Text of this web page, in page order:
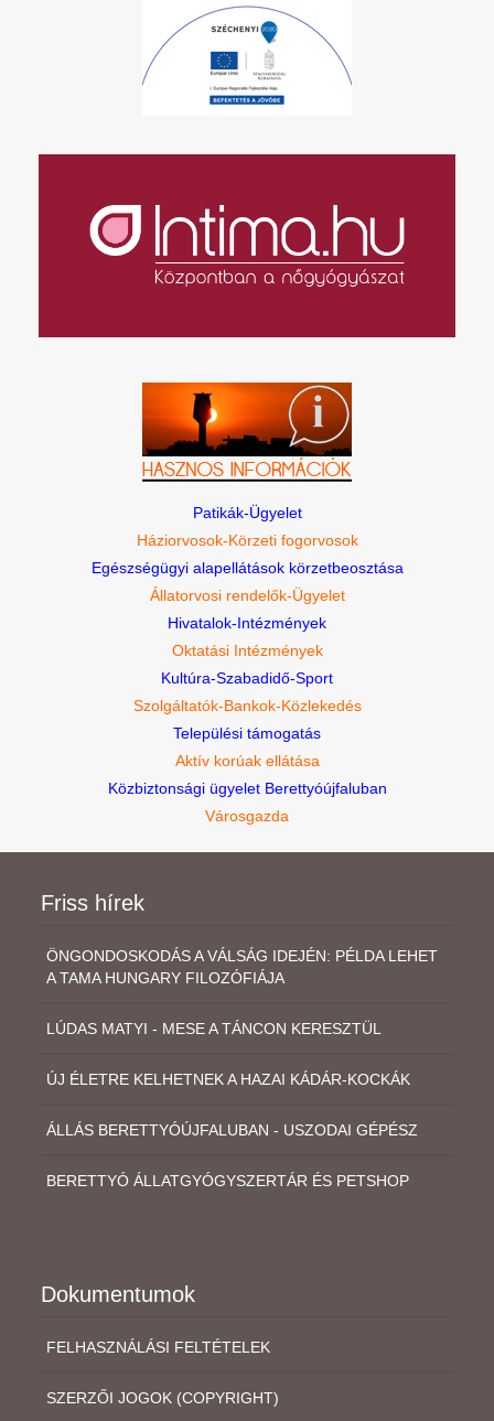
Patikák-Ügyelet
Háziorvosok-Körzeti fogorvosok
Egészségügyi alapellátások körzetbeosztása
Állatorvosi rendelők-Ügyelet
Hivatalok-Intézmények
Oktatási Intézmények
Kultúra-Szabadidő-Sport
Szolgáltatók-Bankok-Közlekedés
Települési támogatás
Aktív korúak ellátása
Közbiztonsági ügyelet Berettyóújfaluban
Városgazda
Friss hírek
ÖNGONDOSKODÁS A VÁLSÁG IDEJÉN: PÉLDA LEHET
A TAMA HUNGARY FILOZÓFIÁJA
LÚDAS MATYI - MESE A TÁNCON KERESZTÜL
ÚJ ÉLETRE KELHETNEK A HAZAI KÁDÁR-KOCKÁK
ÁLLÁS BERETTYÓÚJFALUBAN - USZODAI GÉPÉSZ
BERETTYÓ ÁLLATGYÓGYSZERTÁR ÉS PETSHOP
Dokumentumok
FELHASZNÁLÁSI FELTÉTELEK
SZERZŐI JOGOK (COPYRIGHT)